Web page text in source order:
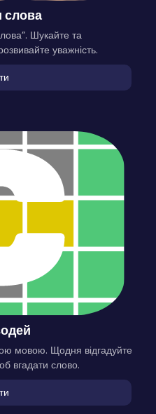
слова
Шукайте та
уважність.
мовою. Щодня відгадуйте
вгадати слово.